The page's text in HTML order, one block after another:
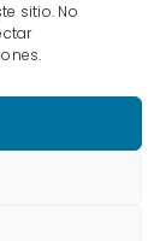
sitio. No
©2023 |